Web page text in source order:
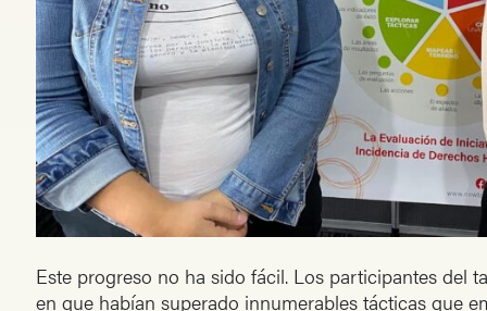
Este progreso no ha sido fácil. Los participantes del
en que habían superado innumerables tácticas que